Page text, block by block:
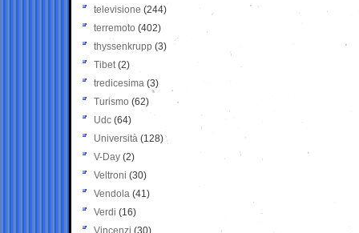
televisione(244)
terremoto (402)
thyssenkrupp (3)
Tibet(2)
tredicesima (3)
Turismo (62)
Udc (64)
Università (128)
V-Day (2)
Veltroni (30)
Vendola (41)
Verdi (16)
Vincenzi (30)